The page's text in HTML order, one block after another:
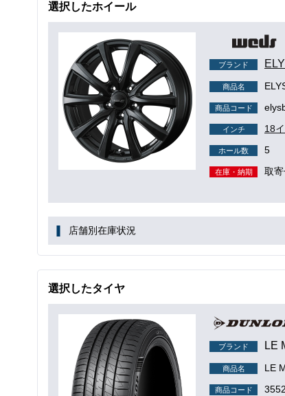
選択したホイール
ブランド
商品名
商品コード
インチ 18
ホール数 5
在庫・納期 取
店舗別在庫状況
選択したタイヤ
ブランド LE
商品名 LE
商品コード